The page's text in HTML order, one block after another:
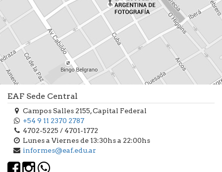
EAF Sede Central
Campos Salles 2155, Capital Federal
+54 9 11 2370 2787
4702-5225 / 4701-1772
Lunes a Viernes de 13:30hs a 22:00hs
informes@eaf.edu.ar